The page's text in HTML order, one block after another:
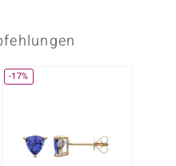
-17%